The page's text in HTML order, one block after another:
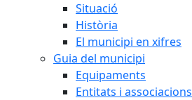
Situació
Història
El municipi en xifres
Guia del municipi
Equipaments
Entitats i associacions